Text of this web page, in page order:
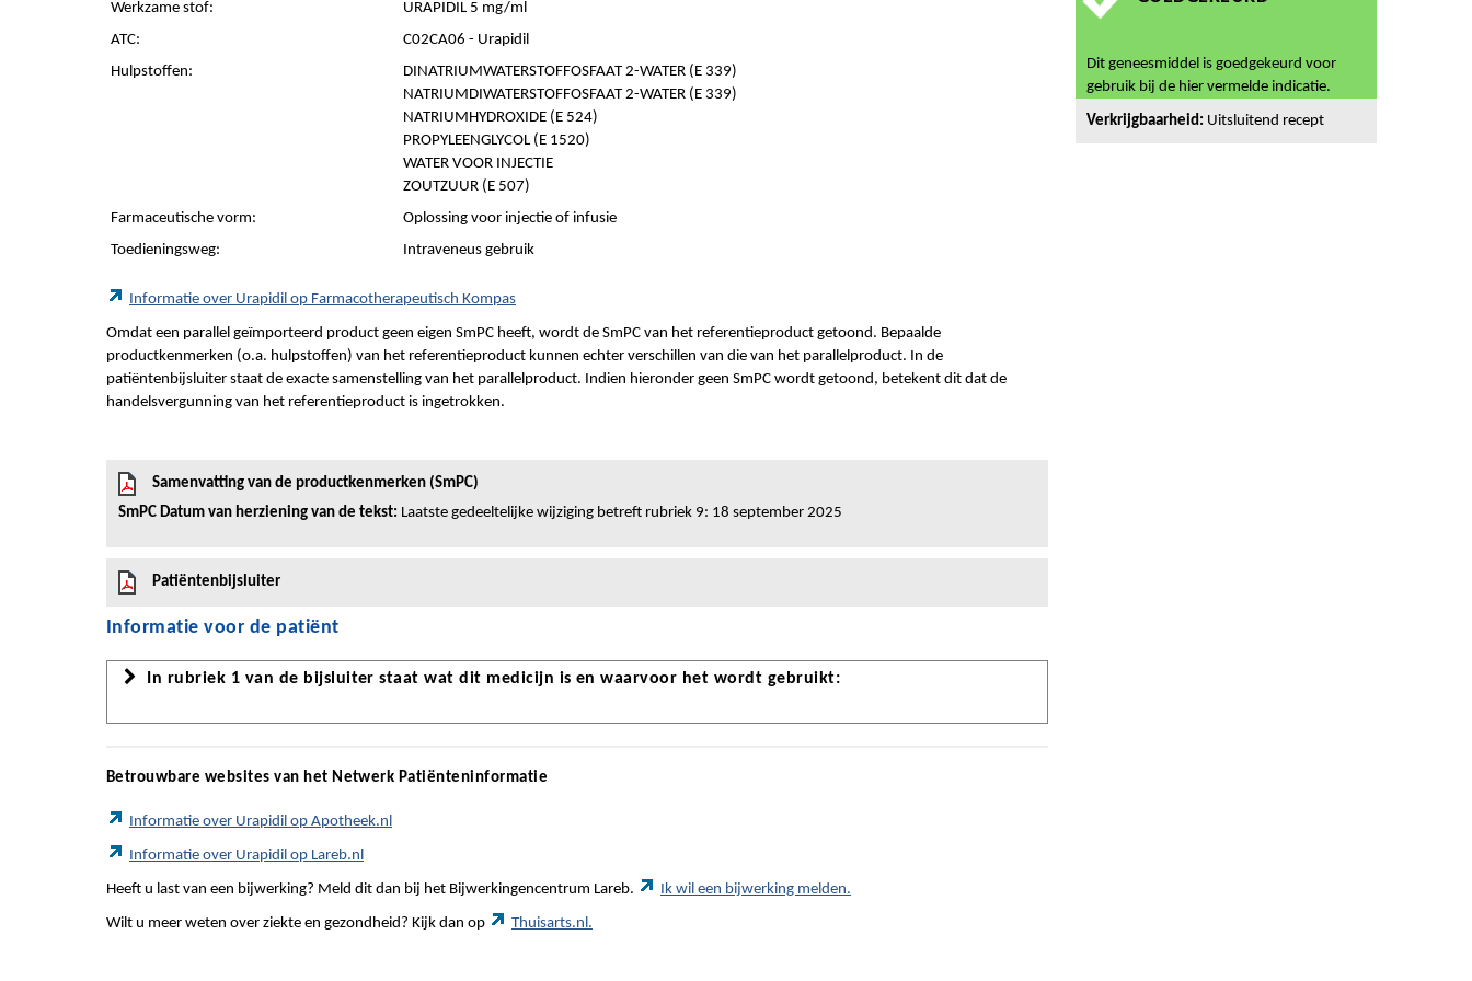
Werkzame stof:
URAPIDIL 5 mg/ml
ATC:
C02CA06 - Urapidil
Hulpstoffen:
DINATRIUMWATERSTOFFOSFAAT 2-WATER (E 339)
NATRIUMDIWATERSTOFFOSFAAT 2-WATER (E 339)
NATRIUMHYDROXIDE (E 524)
PROPYLEENGLYCOL (E 1520)
WATER VOOR INJECTIE
ZOUTZUUR (E 507)
Farmaceutische vorm:
Oplossing voor injectie of infusie
Toedieningsweg:
Intraveneus gebruik
Informatie over Urapidil op Farmacotherapeutisch Kompas
Omdat een parallel geïmporteerd product geen eigen SmPC heeft, wordt de SmPC van het referentieproduct getoond. Bepaalde
productkenmerken (o.a. hulpstoffen) van het referentieproduct kunnen echter verschillen van die van het parallelproduct. In de
patiëntenbijsluiter staat de exacte samenstelling van het parallelproduct. Indien hieronder geen SmPC wordt getoond, betekent dit dat de
handelsvergunning van het referentieproduct is ingetrokken.
Samenvatting van de productkenmerken (SmPC)
SmPC Datum van herziening van de tekst: Laatste gedeeltelijke wijziging betreft rubriek 9: 18 september 2025
Patiëntenbijsluiter
Informatie voor de patiënt
In rubriek 1 van de bijsluiter staat wat dit medicijn is en waarvoor het wordt gebruikt:
Betrouwbare websites van het Netwerk Patiënteninformatie
Informatie over Urapidil op Apotheek.nl
Informatie over Urapidil op Lareb.nl
Heeft u last van een bijwerking? Meld dit dan bij het Bijwerkingencentrum Lareb. Ik wil een bijwerking melden.
Wilt u meer weten over ziekte en gezondheid? Kijk dan op Thuisarts.nl.
Dit geneesmiddel is goedgekeurd voor
gebruik bij de hier vermelde indicatie.
Verkrijgbaarheid: Uitsluitend recept